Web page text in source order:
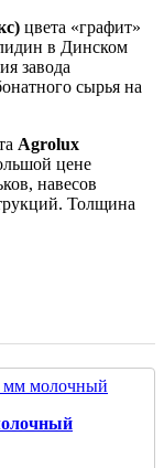
цвета «графит»
в Динском
завода
сырья на
Agrolux
цене
навесов
Толщина